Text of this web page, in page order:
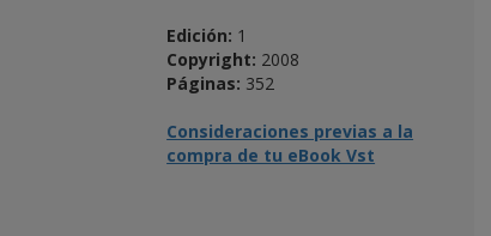
Edición: 1
Copyright: 2008
Páginas: 352
Consideraciones previas a la
compra de tu eBook Vst